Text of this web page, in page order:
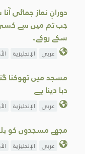
دورانِ نماز جمائی
جب تم میں سے کسی
سکے روکے۔
عربي الإنجليزية
مسجد ميں تھوکنا
دبا دینا ہے
عربي الإنجليزية
مجھے مسجدوں کو
عربي الإنجليزية